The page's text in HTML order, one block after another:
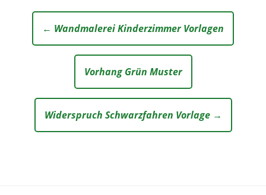
← Wandmalerei Kinderzimmer Vorlagen
Vorhang Grün Muster
Widerspruch Schwarzfahren Vorlage →